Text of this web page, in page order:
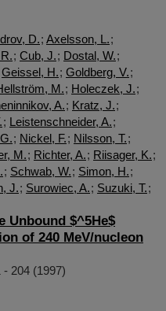
D.; Axelsson, L.;
; Cub, J.; Dostal, W.;
Geissel, H.; Goldberg, V.;
M.; Holeczek, J.;
A.; Kratz, J.;
; Leistenschneider, A.;
; Nickel, F.; Nilsson, T.;
M.; Richter, A.; Riisager, K.;
; Schwab, W.; Simon, H.;
J.; Surowiec, A.; Suzuki, T.;
Unbound $^5He$
of 240 MeV/nucleon
- 204 (1997)